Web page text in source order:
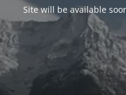
Site will be available